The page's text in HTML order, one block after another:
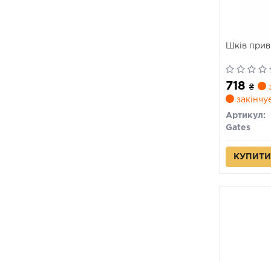
Шків
718 ₴
Артикул:
Gates
КУПИТИ